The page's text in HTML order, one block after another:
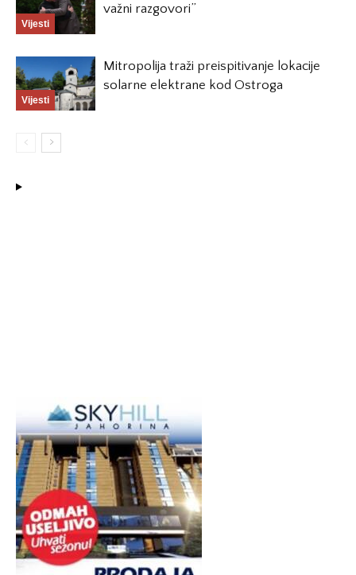
Vijesti
važni razgovori”
Vijesti
Mitropolija traži preispitivanje lokacije
solarne elektrane kod Ostroga